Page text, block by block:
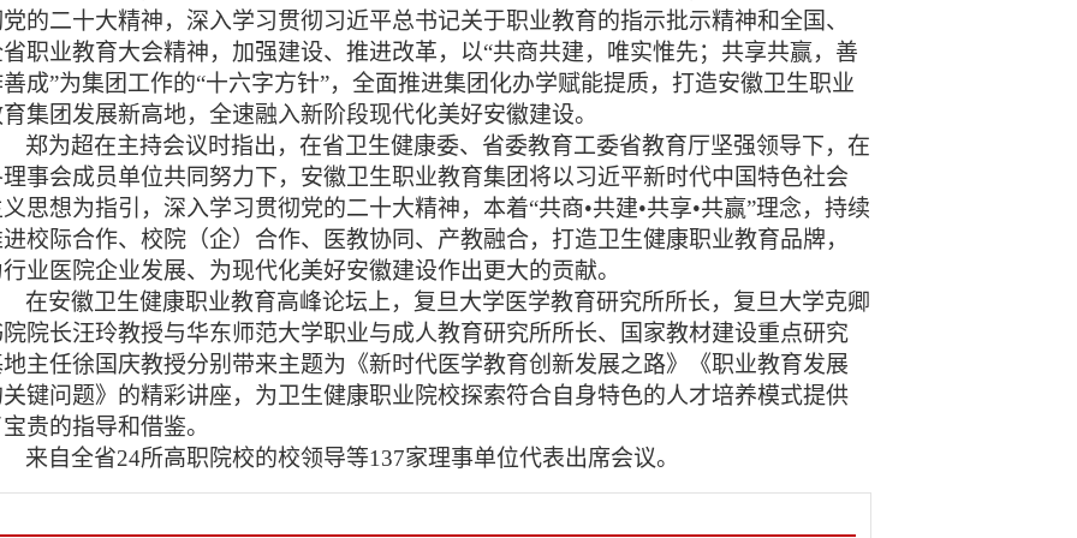
的二十大精神，深入学习贯彻习近平总书记关于职业教育的指示批示精神和全国、
职业教育大会精神，加强建设、推进改革，以“共商共建，唯实惟先；共享共赢，善
成”为集团工作的“十六字方针”，全面推进集团化办学赋能提质，打造安徽卫生职业
集团发展新高地，全速融入新阶段现代化美好安徽建设。
郑为超在主持会议时指出，在省卫生健康委、省委教育工委省教育厅坚强领导下，在
事会成员单位共同努力下，安徽卫生职业教育集团将以习近平新时代中国特色社会
思想为指引，深入学习贯彻党的二十大精神，本着“共商•共建•共享•共赢”理念，持续
校际合作、校院（企）合作、医教协同、产教融合，打造卫生健康职业教育品牌，
业医院企业发展、为现代化美好安徽建设作出更大的贡献。
在安徽卫生健康职业教育高峰论坛上，复旦大学医学教育研究所所长，复旦大学克卿
院长汪玲教授与华东师范大学职业与成人教育研究所所长、国家教材建设重点研究
主任徐国庆教授分别带来主题为《新时代医学教育创新发展之路》《职业教育发展
键问题》的精彩讲座，为卫生健康职业院校探索符合自身特色的人才培养模式提供
贵的指导和借鉴。
来自全省24所高职院校的校领导等137家理事单位代表出席会议。